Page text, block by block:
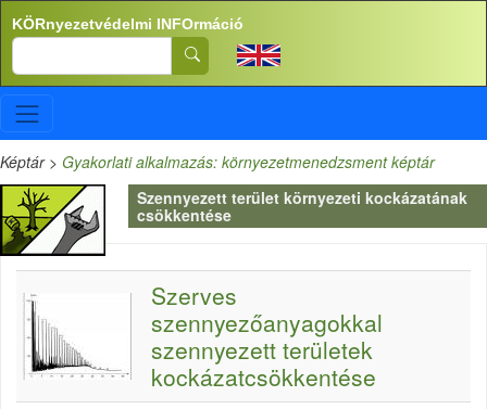
Ugrás a tartalomra
KÖRnyezetvédelmi INFOrmáció
Search
Képtár> Gyakorlati alkalmazás: környezetmenedzsment képtár
Szennyezett terület környezeti kockázatának
csökkentése
Szerves
szennyezőanyagokkal
szennyezett területek
kockázatcsökkentése